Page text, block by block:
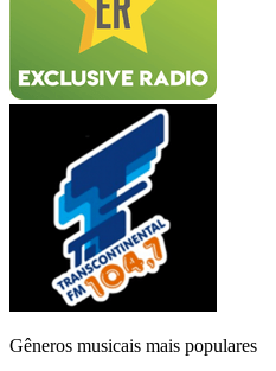
Gêneros musicais mais populares